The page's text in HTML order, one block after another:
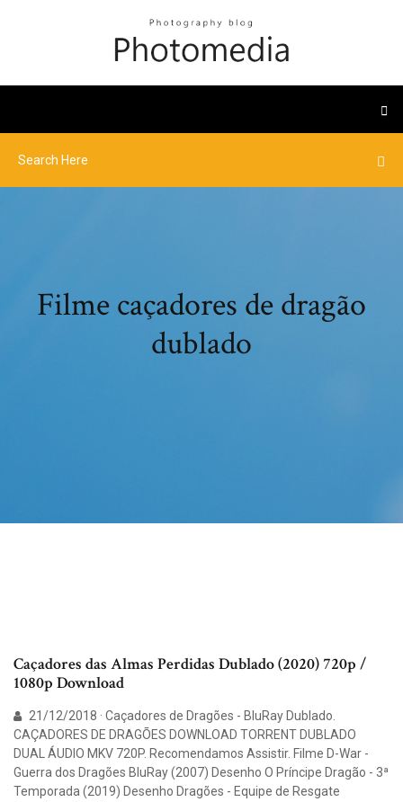
Filme caçadores de dragão
dublado
Caçadores das Almas Perdidas Dublado (2020) 720p /
1080p Download
21/12/2018 · Caçadores de Dragões - BluRay Dublado.
CAÇADORES DE DRAGÕES DOWNLOAD TORRENT DUBLADO
DUAL ÁUDIO MKV 720P. Recomendamos Assistir. Filme D-War -
Guerra dos Dragões BluRay (2007) Desenho O Príncipe Dragão - 3ª
Temporada (2019) Desenho Dragões - Equipe de Resgate